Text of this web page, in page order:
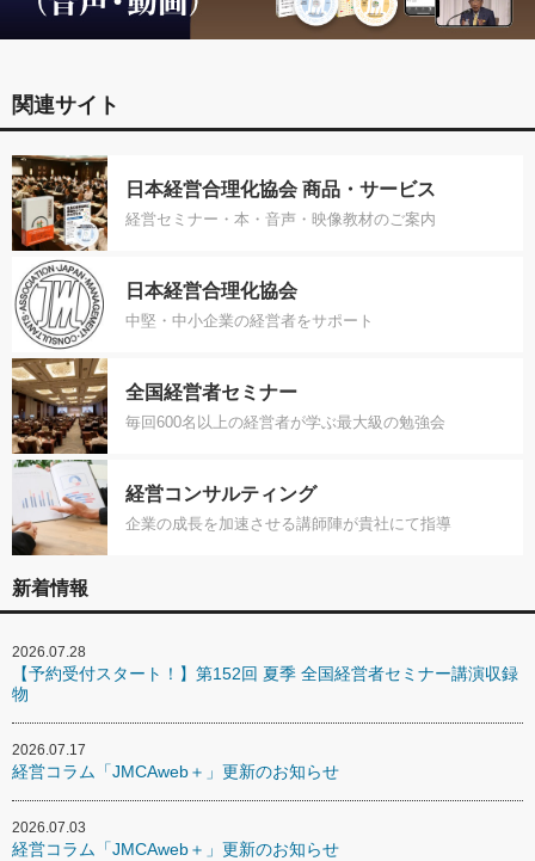
関連サイト
日本経営合理化協会 商品・サービス
経営セミナー・本・音声・映像教材のご案内
日本経営合理化協会
中堅・中小企業の経営者をサポート
全国経営者セミナー
毎回600名以上の経営者が学ぶ最大級の勉強会
経営コンサルティング
企業の成長を加速させる講師陣が貴社にて指導
新着情報
2026.07.28
【予約受付スタート！】第152回 夏季 全国経営者セミナー講演収録
物
2026.07.17
経営コラム「JMCAweb＋」更新のお知らせ
2026.07.03
経営コラム「JMCAweb＋」更新のお知らせ